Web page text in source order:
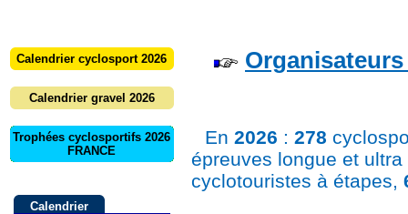
Calendrier cyclosport 2026
Calendrier gravel 2026
Trophées cyclosportifs 2026
FRANCE
Calendrier
En 2026 : 278
épreuves longue et
cyclotouristes à étapes,